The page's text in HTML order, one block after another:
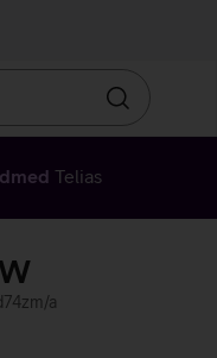
Otsin
Telias
a